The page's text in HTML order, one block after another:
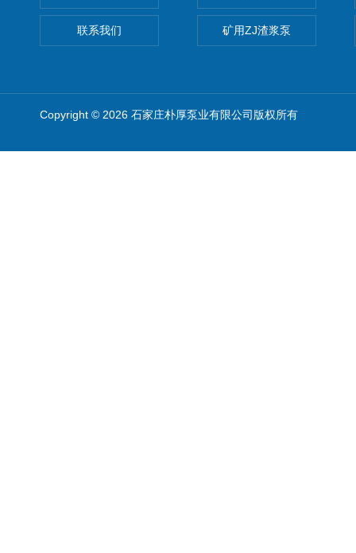
联系我们 矿用ZJ渣浆泵
Copyright © 2026 石家庄朴厚泵业有限公司版权所有